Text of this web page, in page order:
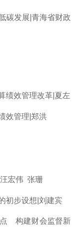
碳发展|青海省财政
绩效管理改革|夏左
效管理|郑洪
宏伟 张珊
初步设想|刘建宾
构建财会监督新